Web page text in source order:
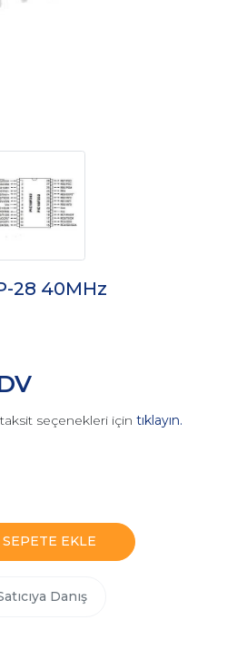
28 40MHz
seçenekleri için tıklayın.
SEPETE EKLE
Danış